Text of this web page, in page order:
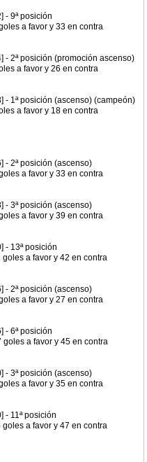
- 9ª posición
a favor y 33 en contra
- 2ª posición (promoción ascenso)
a favor y 26 en contra
- 1ª posición (ascenso) (campeón)
a favor y 18 en contra
- 2ª posición (ascenso)
a favor y 33 en contra
- 3ª posición (ascenso)
a favor y 39 en contra
- 13ª posición
a favor y 42 en contra
- 2ª posición (ascenso)
a favor y 27 en contra
- 6ª posición
goles a favor y 45 en contra
- 3ª posición (ascenso)
a favor y 35 en contra
- 11ª posición
a favor y 47 en contra